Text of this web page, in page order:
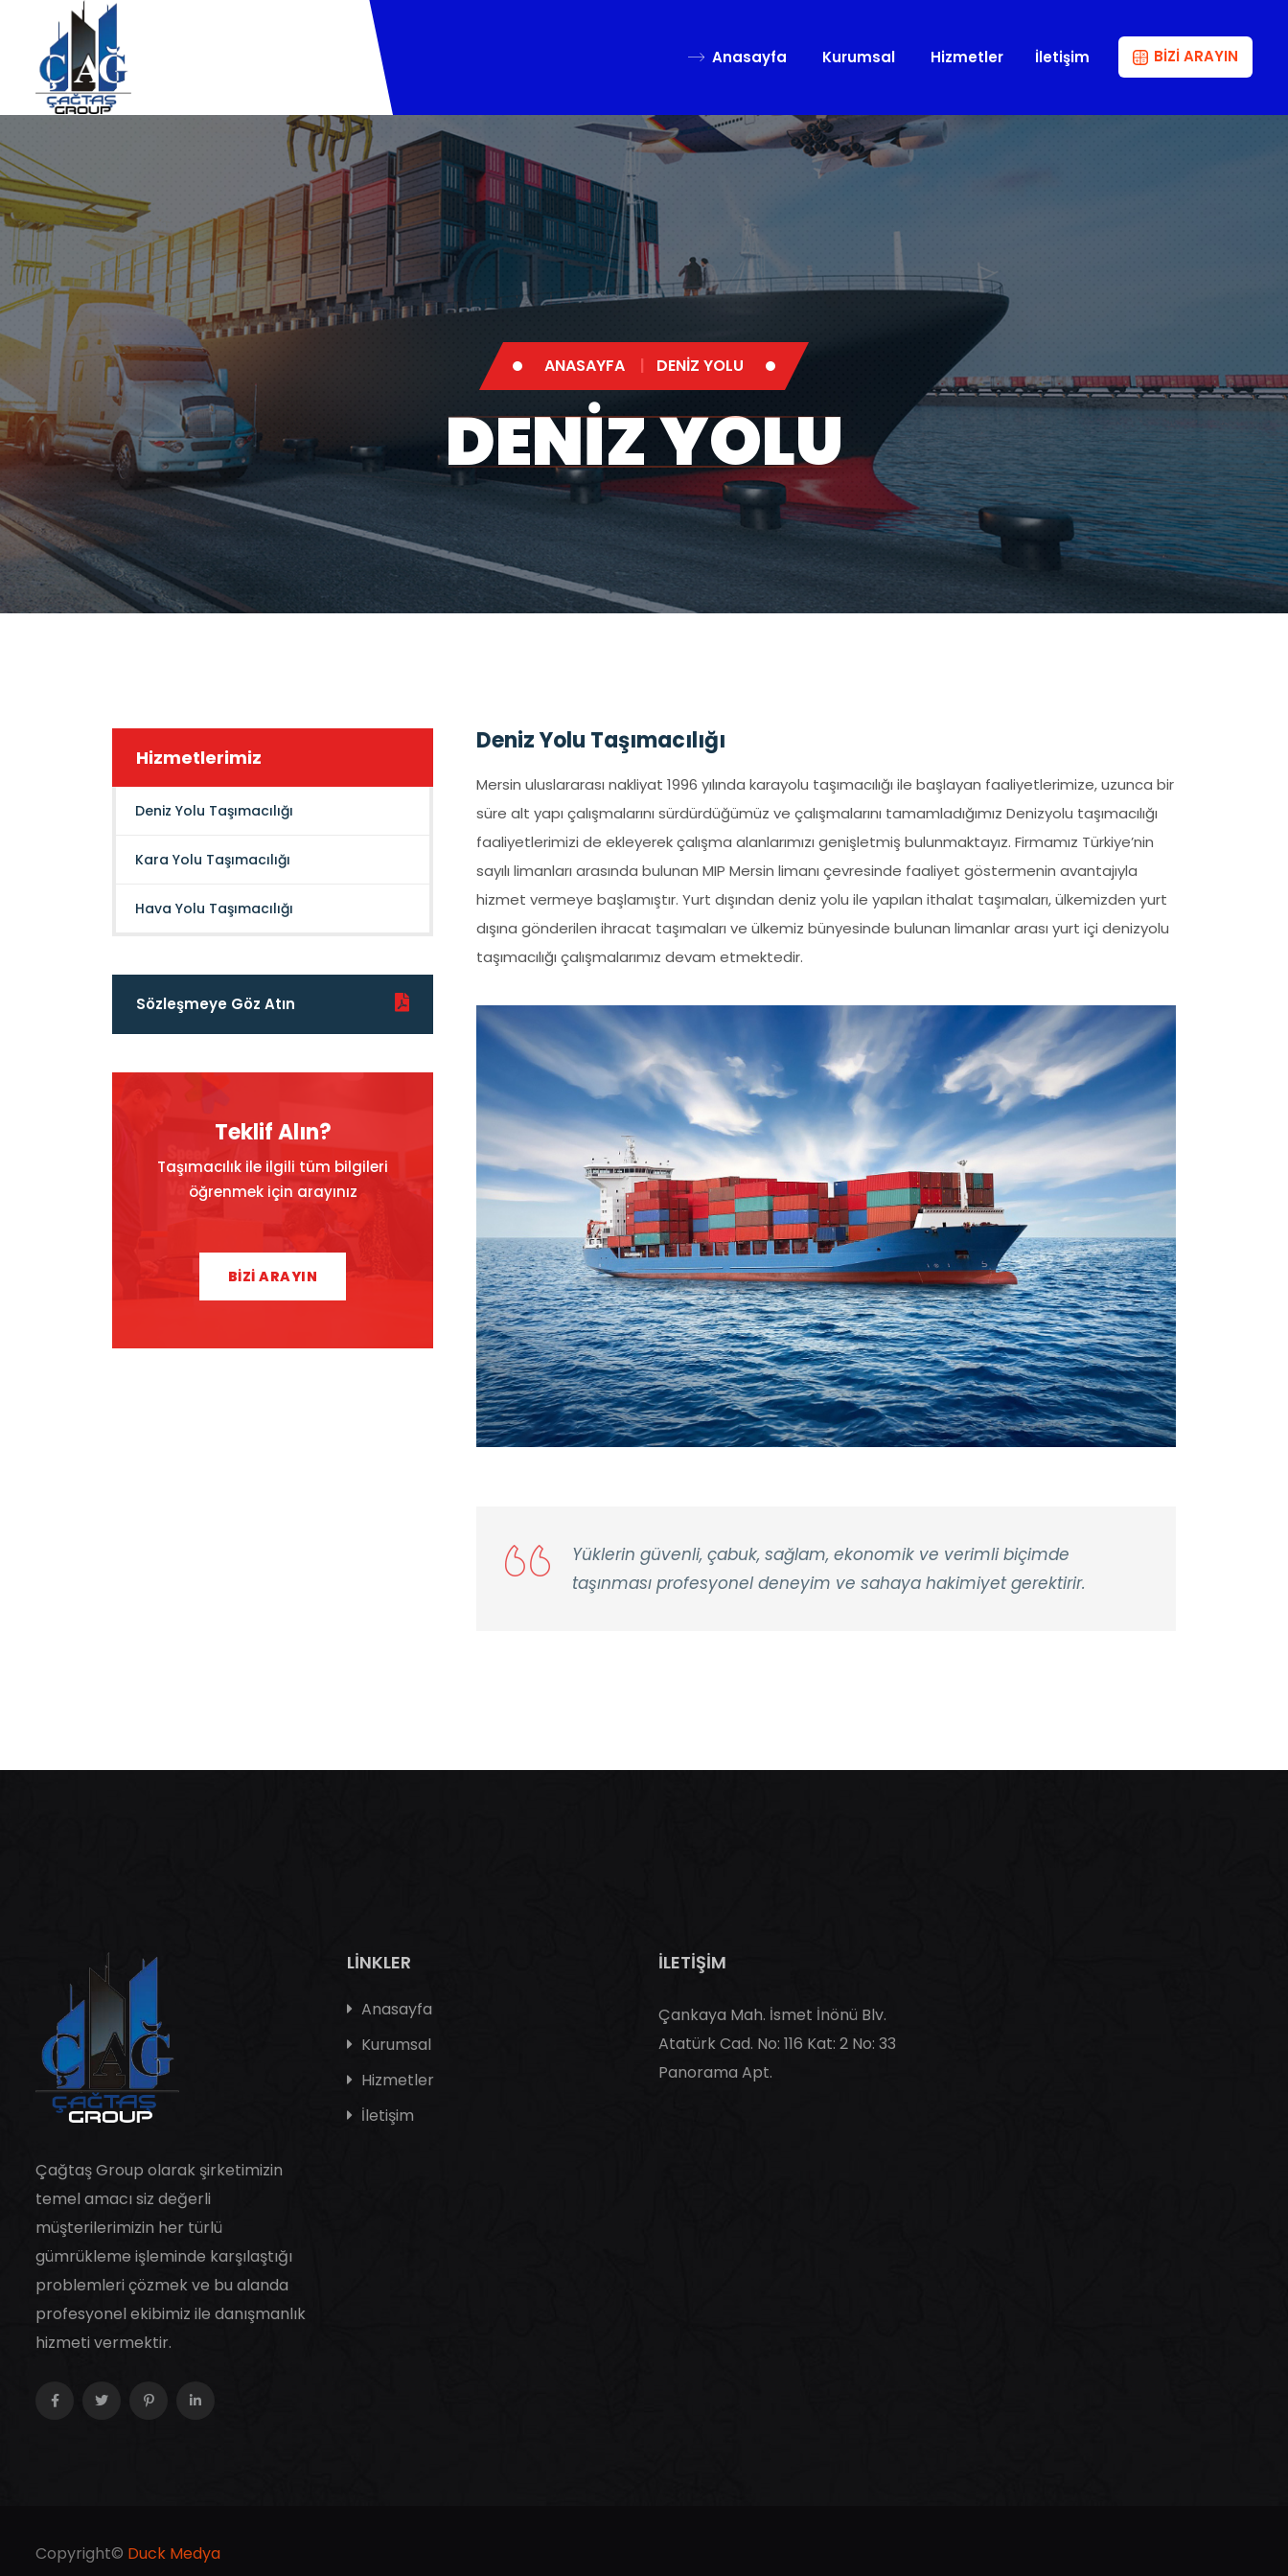
Anasayfa Kurumsal Hizmetler İletişim BİZİ ARAYIN
ANASAYFA DENİZ YOLU
DENİZ YOLU
Hizmetlerimiz
Deniz Yolu Taşımacılığı
Kara Yolu Taşımacılığı
Hava Yolu Taşımacılığı
Sözleşmeye Göz Atın
Teklif Alın?
Taşımacılık ile ilgili tüm bilgileri
öğrenmek için arayınız
BİZİ ARAYIN
Deniz Yolu Taşımacılığı
Mersin uluslararası nakliyat 1996 yılında karayolu taşımacılığı ile başlayan faaliyetlerimize, uzunca bir
süre alt yapı çalışmalarını sürdürdüğümüz ve çalışmalarını tamamladığımız Denizyolu taşımacılığı
faaliyetlerimizi de ekleyerek çalışma alanlarımızı genişletmiş bulunmaktayız. Firmamız Türkiye’nin
sayılı limanları arasında bulunan MIP Mersin limanı çevresinde faaliyet göstermenin avantajıyla
hizmet vermeye başlamıştır. Yurt dışından deniz yolu ile yapılan ithalat taşımaları, ülkemizden yurt
dışına gönderilen ihracat taşımaları ve ülkemiz bünyesinde bulunan limanlar arası yurt içi denizyolu
taşımacılığı çalışmalarımız devam etmektedir.
Yüklerin güvenli, çabuk, sağlam, ekonomik ve verimli biçimde
taşınması profesyonel deneyim ve sahaya hakimiyet gerektirir.
Çağtaş Group olarak şirketimizin
temel amacı siz değerli
müşterilerimizin her türlü
gümrükleme işleminde karşılaştığı
problemleri çözmek ve bu alanda
profesyonel ekibimiz ile danışmanlık
hizmeti vermektir.
LİNKLER
Anasayfa
Kurumsal
Hizmetler
İletişim
İLETİŞİM
Çankaya Mah. İsmet İnönü Blv.
Atatürk Cad. No: 116 Kat: 2 No: 33
Panorama Apt.
Copyright© Duck Medya